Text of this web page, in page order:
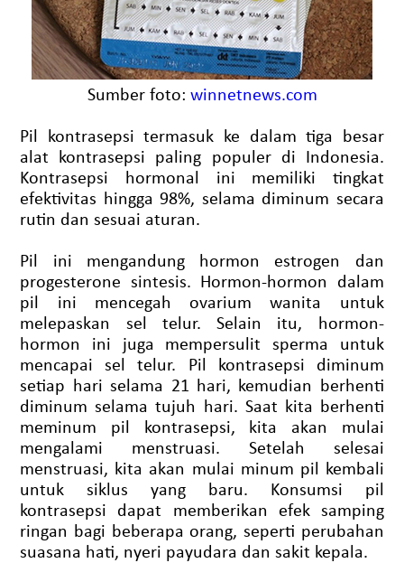
Sumber foto: winnetnews.com
Pil kontrasepsi termasuk ke dalam tiga besar
alat kontrasepsi paling populer di Indonesia.
Kontrasepsi hormonal ini memiliki tingkat
efektivitas hingga 98%, selama diminum secara
rutin dan sesuai aturan.
Pil ini mengandung hormon estrogen dan
progesterone sintesis. Hormon-hormon dalam
pil ini mencegah ovarium wanita untuk
melepaskan sel telur. Selain itu, hormon-
hormon ini juga mempersulit sperma untuk
mencapai sel telur. Pil kontrasepsi diminum
setiap hari selama 21 hari, kemudian berhenti
diminum selama tujuh hari. Saat kita berhenti
meminum pil kontrasepsi, kita akan mulai
mengalami menstruasi. Setelah selesai
menstruasi, kita akan mulai minum pil kembali
untuk siklus yang baru. Konsumsi pil
kontrasepsi dapat memberikan efek samping
ringan bagi beberapa orang, seperti perubahan
suasana hati, nyeri payudara dan sakit kepala.